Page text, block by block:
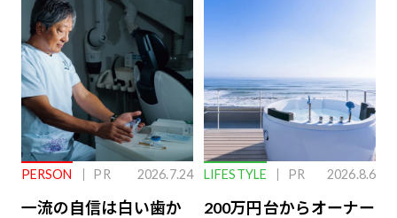
PERSON PR 2026.7.24
一流の自信は白い歯か
LIFESTYLE PR 2026.8.6
200万円台からオーナー